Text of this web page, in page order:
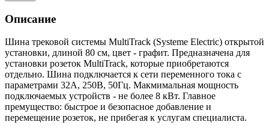
Описание
Шина трековой системы MultiTrack (Systeme Electric) открытой
установки, длиной 80 см, цвет - графит. Предназначена для
установки розеток MultiTrack, которые приобретаются
отдельно. Шина подключается к сети переменного тока с
параметрами 32А, 250В, 50Гц. Макмимальная мощность
подключаемых устройств - не более 8 кВт. Главное
премущество: быстрое и безопасное добавление и
перемещение розеток, не прибегая к услугам специалиста.